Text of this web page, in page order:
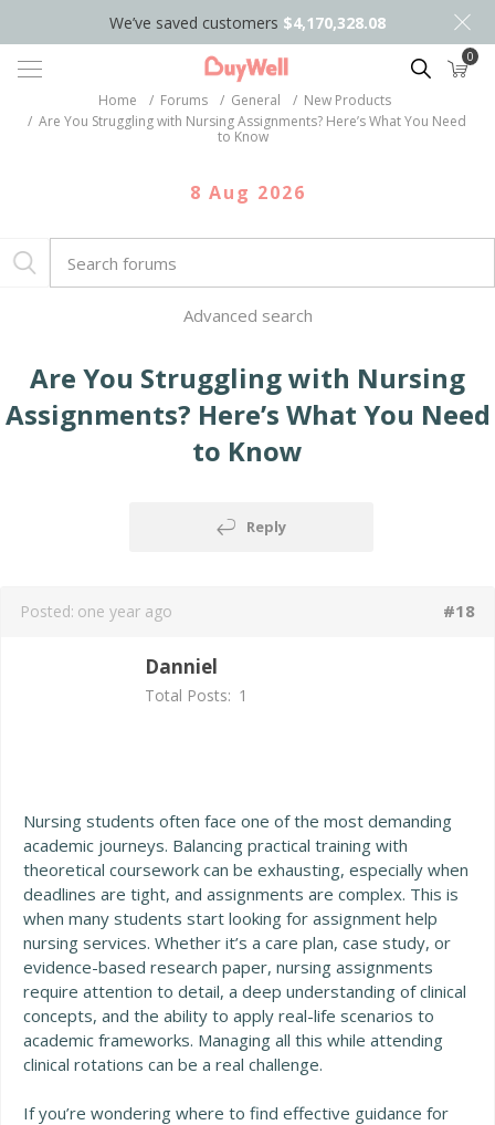
We’ve saved customers $4,170,328.08
Search 0
Home / Forums / General / New Products
/ Are You Struggling with Nursing Assignments? Here’s What You Need
to Know
8 Aug 2026
Advanced search
Are You Struggling with Nursing
Assignments? Here’s What You Need
to Know
Reply
Posted: one year ago #18
Danniel
Total Posts: 1
Nursing students often face one of the most demanding
academic journeys. Balancing practical training with
theoretical coursework can be exhausting, especially when
deadlines are tight, and assignments are complex. This is
when many students start looking for assignment help
nursing services. Whether it’s a care plan, case study, or
evidence-based research paper, nursing assignments
require attention to detail, a deep understanding of clinical
concepts, and the ability to apply real-life scenarios to
academic frameworks. Managing all this while attending
clinical rotations can be a real challenge.
If you’re wondering where to find effective guidance for